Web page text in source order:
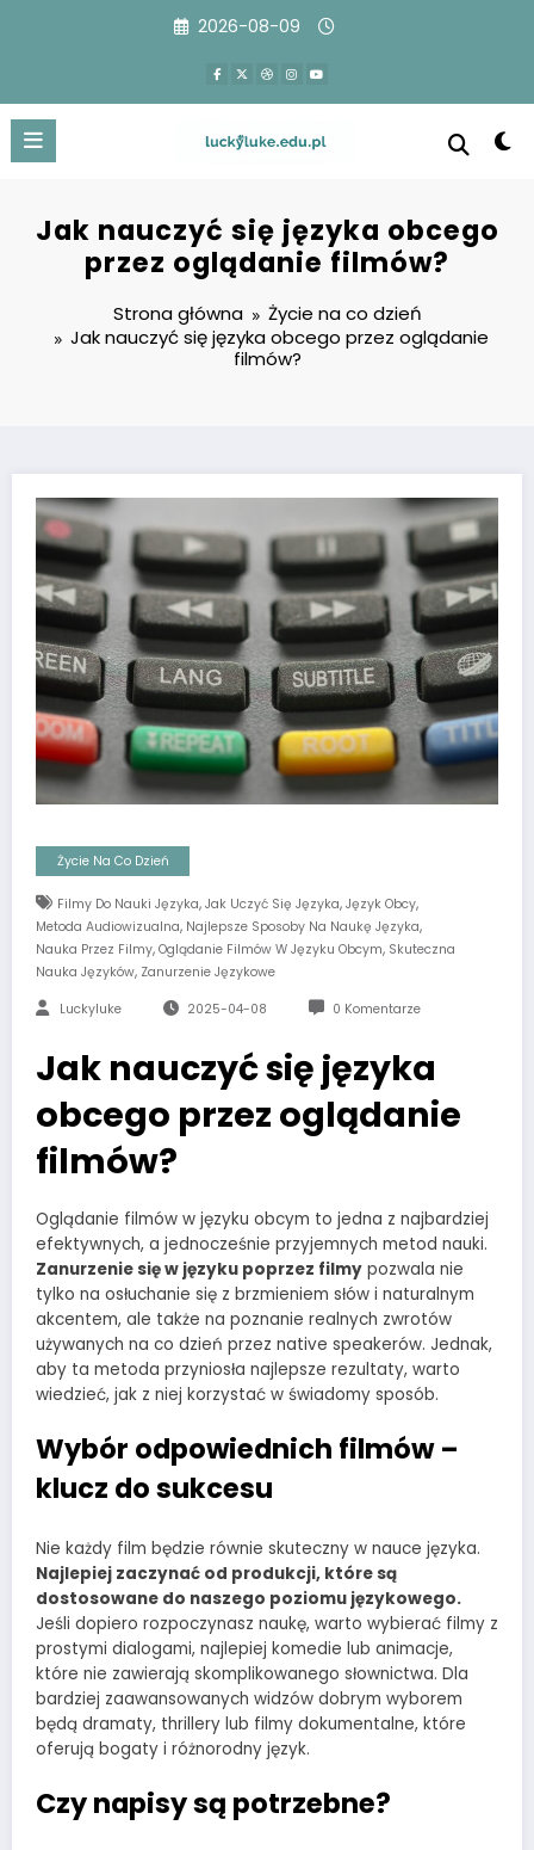
2026-08-09
Jak nauczyć się języka obcego
przez oglądanie filmów?
Strona główna
Życie na co dzień
Jak nauczyć się języka obcego przez oglądanie
filmów?
Życie Na Co Dzień
Filmy Do Nauki Języka, Jak Uczyć Się Języka, Język Obcy,
Metoda Audiowizualna, Najlepsze Sposoby Na Naukę Języka,
Nauka Przez Filmy, Oglądanie Filmów W Języku Obcym, Skuteczna
Nauka Języków, Zanurzenie Językowe
Luckyluke 2025-04-08 0 Komentarze
Jak nauczyć się języka
obcego przez oglądanie
filmów?
Oglądanie filmów w języku obcym to jedna z najbardziej
efektywnych, a jednocześnie przyjemnych metod nauki.
Zanurzenie się w języku poprzez filmy pozwala nie
tylko na osłuchanie się z brzmieniem słów i naturalnym
akcentem, ale także na poznanie realnych zwrotów
używanych na co dzień przez native speakerów. Jednak,
aby ta metoda przyniosła najlepsze rezultaty, warto
wiedzieć, jak z niej korzystać w świadomy sposób.
Wybór odpowiednich filmów –
klucz do sukcesu
Nie każdy film będzie równie skuteczny w nauce języka.
Najlepiej zaczynać od produkcji, które są
dostosowane do naszego poziomu językowego.
Jeśli dopiero rozpoczynasz naukę, warto wybierać filmy z
prostymi dialogami, najlepiej komedie lub animacje,
które nie zawierają skomplikowanego słownictwa. Dla
bardziej zaawansowanych widzów dobrym wyborem
będą dramaty, thrillery lub filmy dokumentalne, które
oferują bogaty i różnorodny język.
Czy napisy są potrzebne?